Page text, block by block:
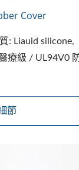
Cover
: Liauid silicone,
療級 / UL94V0
節